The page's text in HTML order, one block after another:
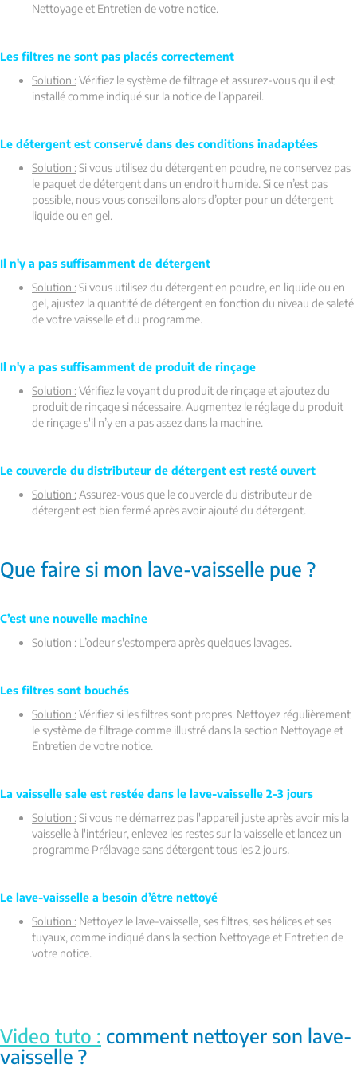
Nettoyage et Entretien de votre notice.
Les filtres ne sont pas placés correctement
Solution :Vérifiez le système de filtrage et assurez-vous qu'il est
installé comme indiqué sur la notice de l’appareil.
Le détergent est conservé dans des conditions inadaptées
Solution :Si vous utilisez du détergent en poudre, ne conservez pas
le paquet de détergent dans un endroit humide. Si ce n’est pas
possible, nous vous conseillons alors d’opter pour un détergent
liquide ou en gel.
Il n'y a pas suffisamment de détergent
Solution :Si vous utilisez du détergent en poudre, en liquide ou en
gel, ajustez la quantité de détergent en fonction du niveau de saleté
de votre vaisselle et du programme.
Il n'y a pas suffisamment de produit de rinçage
Solution :Vérifiez le voyant du produit de rinçage et ajoutez du
produit de rinçage si nécessaire. Augmentez le réglage du produit
de rinçage s'il n’y en a pas assez dans la machine.
Le couvercle du distributeur de détergent est resté ouvert
Solution :Assurez-vous que le couvercle du distributeur de
détergent est bien fermé après avoir ajouté du détergent.
Que faire si mon lave-vaisselle pue ?
C’est une nouvelle machine
Solution : L’odeur s'estompera après quelques lavages.
Les filtres sont bouchés
Solution :Vérifiez si les filtres sont propres. Nettoyez régulièrement
le système de filtrage comme illustré dans la section Nettoyage et
Entretien de votre notice.
La vaisselle sale est restée dans le lave-vaisselle 2-3 jours
Solution :Si vous ne démarrez pas l'appareil juste après avoir mis la
vaisselle à l'intérieur, enlevez les restes sur la vaisselle et lancez un
programme Prélavage sans détergent tous les 2 jours.
Le lave-vaisselle a besoin d’être nettoyé
Solution : Nettoyez le lave-vaisselle, ses filtres, ses hélices et ses
tuyaux, comme indiqué dans la section Nettoyage et Entretien de
votre notice.
Video tuto : comment nettoyer son lave-
vaisselle ?